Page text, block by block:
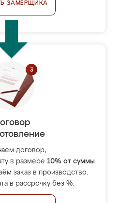
ЗАМЕРЩИКА
договор,
в размере 10% от суммы
заказ в производство.
в рассрочку без %.